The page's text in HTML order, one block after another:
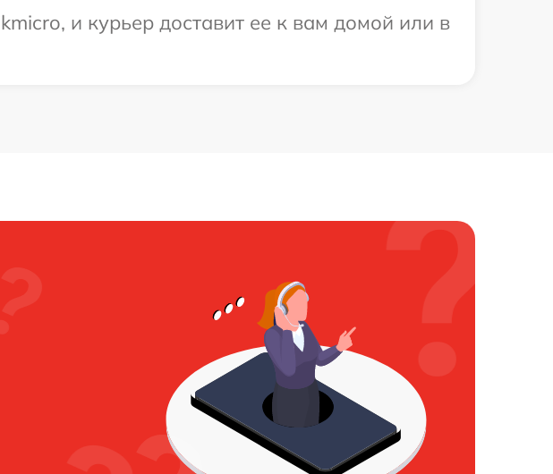
и курьер доставит ее к вам домой или в